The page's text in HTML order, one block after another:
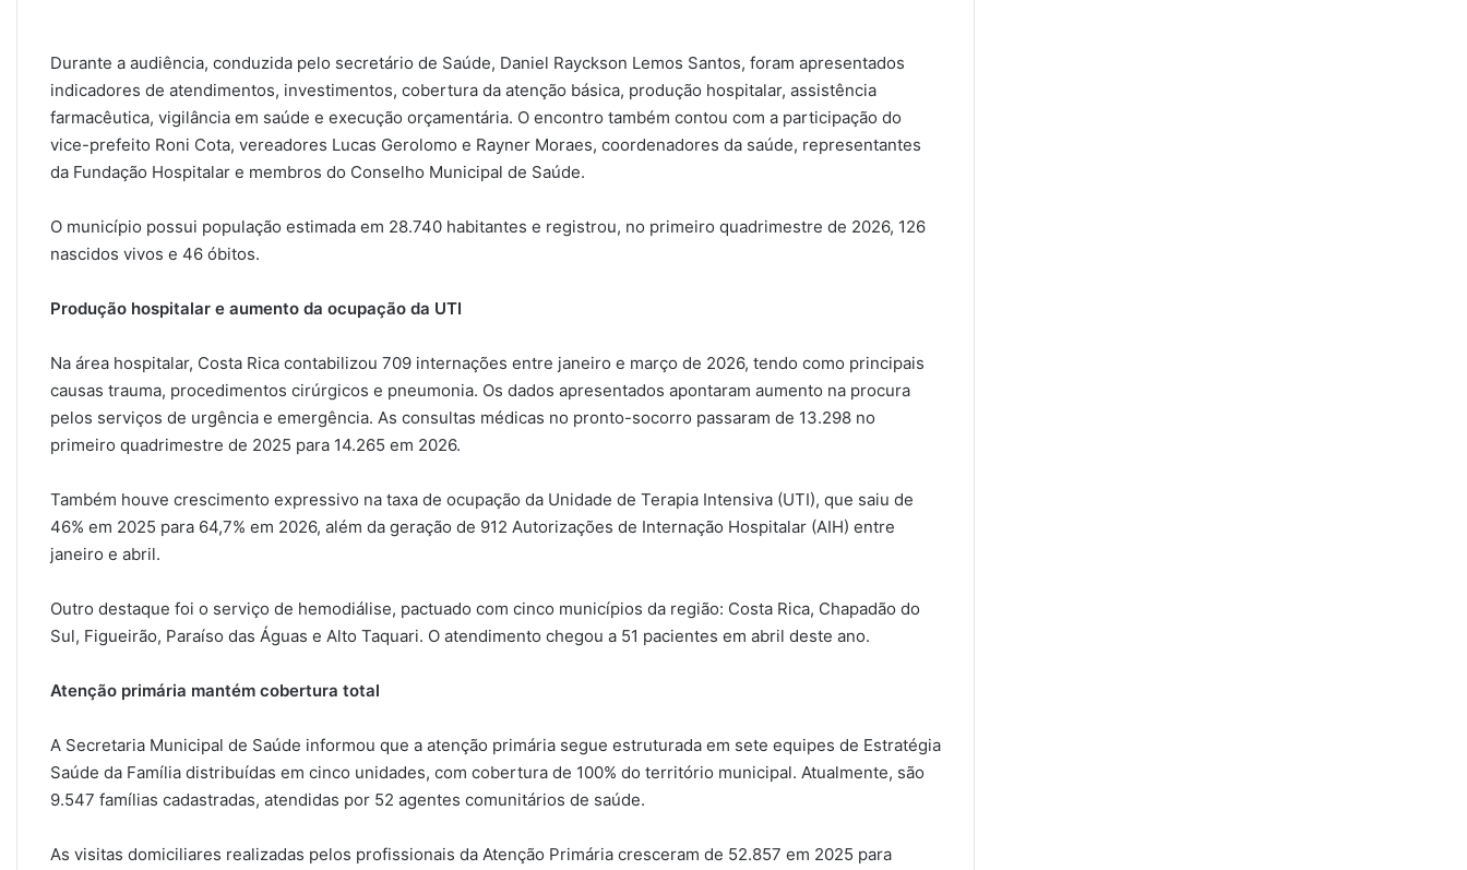
Durante a audiência, conduzida pelo secretário de Saúde, Daniel Rayckson Lemos Santos, foram apresentados
indicadores de atendimentos, investimentos, cobertura da atenção básica, produção hospitalar, assistência
farmacêutica, vigilância em saúde e execução orçamentária. O encontro também contou com a participação do
vice-prefeito Roni Cota, vereadores Lucas Gerolomo e Rayner Moraes, coordenadores da saúde, representantes
da Fundação Hospitalar e membros do Conselho Municipal de Saúde.
O município possui população estimada em 28.740 habitantes e registrou, no primeiro quadrimestre de 2026, 126
nascidos vivos e 46 óbitos.
Produção hospitalar e aumento da ocupação da UTI
Na área hospitalar, Costa Rica contabilizou 709 internações entre janeiro e março de 2026, tendo como principais
causas trauma, procedimentos cirúrgicos e pneumonia. Os dados apresentados apontaram aumento na procura
pelos serviços de urgência e emergência. As consultas médicas no pronto-socorro passaram de 13.298 no
primeiro quadrimestre de 2025 para 14.265 em 2026.
Também houve crescimento expressivo na taxa de ocupação da Unidade de Terapia Intensiva (UTI), que saiu de
46% em 2025 para 64,7% em 2026, além da geração de 912 Autorizações de Internação Hospitalar (AIH) entre
janeiro e abril.
Outro destaque foi o serviço de hemodiálise, pactuado com cinco municípios da região: Costa Rica, Chapadão do
Sul, Figueirão, Paraíso das Águas e Alto Taquari. O atendimento chegou a 51 pacientes em abril deste ano.
Atenção primária mantém cobertura total
A Secretaria Municipal de Saúde informou que a atenção primária segue estruturada em sete equipes de Estratégia
Saúde da Família distribuídas em cinco unidades, com cobertura de 100% do território municipal. Atualmente, são
9.547 famílias cadastradas, atendidas por 52 agentes comunitários de saúde.
As visitas domiciliares realizadas pelos profissionais da Atenção Primária cresceram de 52.857 em 2025 para